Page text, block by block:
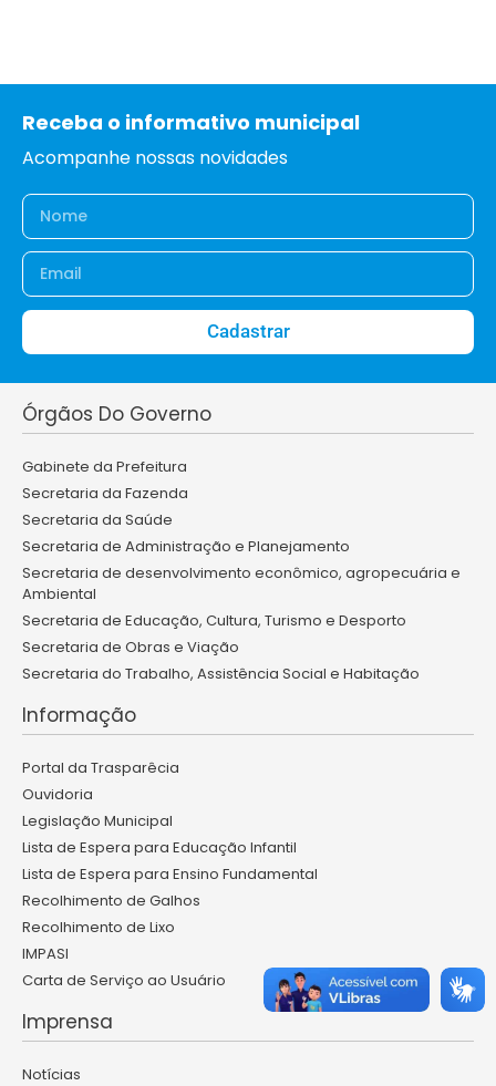
Receba o informativo municipal
Acompanhe nossas novidades
Cadastrar
Órgãos Do Governo
Gabinete da Prefeitura
Secretaria da Fazenda
Secretaria da Saúde
Secretaria de Administração e Planejamento
Secretaria de desenvolvimento econômico, agropecuária e
Ambiental
Secretaria de Educação, Cultura, Turismo e Desporto
Secretaria de Obras e Viação
Secretaria do Trabalho, Assistência Social e Habitação
Informação
Portal da Trasparêcia
Ouvidoria
Legislação Municipal
Lista de Espera para Educação Infantil
Lista de Espera para Ensino Fundamental
Recolhimento de Galhos
Recolhimento de Lixo
IMPASI
Carta de Serviço ao Usuário
Imprensa
Notícias